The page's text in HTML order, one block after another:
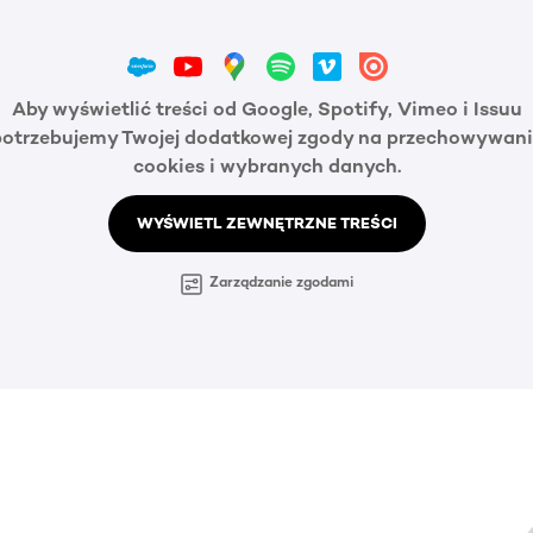
Aby wyświetlić treści od Google, Spotify, Vimeo i Issuu
Twojej dodatkowej zgody na
cookies i wybranych danych.
WYŚWIETL ZEWNĘTRZNE TREŚCI
Zarządzanie zgodami